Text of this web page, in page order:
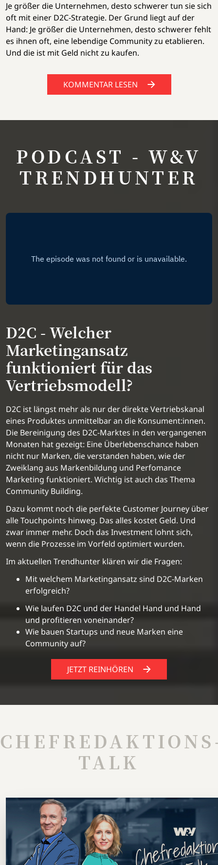
Je größer die Unternehmen, desto schwerer tun sie sich
oft mit einer D2C-Strategie. Der Grund liegt auf der
Hand: Je größer die Unternehmen, desto schwerer fehlt
es ihnen oft, eine lebendige Community zu etablieren.
Und die ist mit Geld nicht zu kaufen.
KOMMENTAR LESEN
PODCAST - W&V
TRENDHUNTER
D2C - Welcher
Marketingansatz
funktioniert für das
Vertriebsmodell?
D2C ist längst mehr als nur der direkte Vertriebskanal
eines Produktes unmittelbar an die Konsument:innen.
Die Bereinigung des D2C-Marktes in den vergangenen
Monaten hat gezeigt: Eine Überlebenschance haben
nicht nur Marken, die verstanden haben, wie der
Zweiklang aus Markenbildung und Perfomance
Marketing funktioniert. Wichtig ist auch das Thema
Community Building.
Dazu kommt noch die perfekte Customer Journey über
alle Touchpoints hinweg. Das alles kostet Geld. Und
zwar immer mehr. Doch das Investment lohnt sich,
wenn die Prozesse im Vorfeld optimiert wurden.
Im aktuellen Trendhunter klären wir die Fragen:
Mit welchem Marketingansatz sind D2C-Marken
erfolgreich?
Wie laufen D2C und der Handel Hand und Hand
und profitieren voneinander?
Wie bauen Startups und neue Marken eine
Community auf?
JETZT REINHÖREN
TALK